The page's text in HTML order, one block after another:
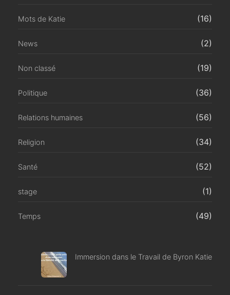
Mots de Katie (16)
News (2)
Non classé (19)
Politique (36)
Relations humaines (56)
Religion (34)
Santé (52)
stage (1)
Temps (49)
Immersion dans le Travail de Byron Katie